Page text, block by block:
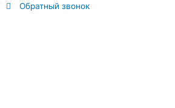
Обратный звонок